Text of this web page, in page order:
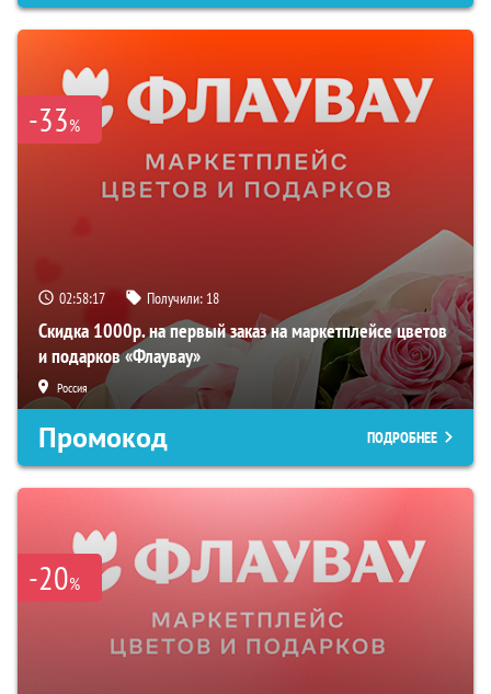
-33%
02:58:16 Получили: 18
Скидка 1000р. на первый заказ на маркетплейсе цветов
и подарков «Флаувау»
Россия
Промокод ПОДРОБНЕЕ
-20%